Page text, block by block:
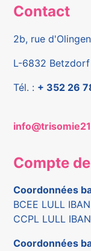
Contact
2b, rue d'Olingen
L-6832 Betzdorf
Tél. : + 352 26
Compte
Coordonnées
BCEE LULL
CCPL LULL
Coordonnées